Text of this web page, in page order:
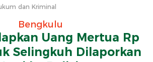
dan Kriminal
Bengkulu
Uang Mertua Rp
Selingkuh Dilaporkan